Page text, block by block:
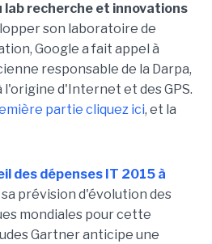
lab recherche et innovations
son laboratoire de
Google a fait appel à
responsable de la Darpa,
l'origine d'Internet et des GPS.
partie cliquez ici, et la
des dépenses IT 2015 à
prévision d'évolution des
mondiales pour cette
Gartner anticipe une